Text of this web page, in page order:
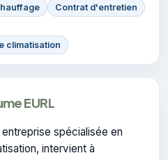
Contrat d'entretien
climatisation
EURL
entreprise spécialisée en
intervient à